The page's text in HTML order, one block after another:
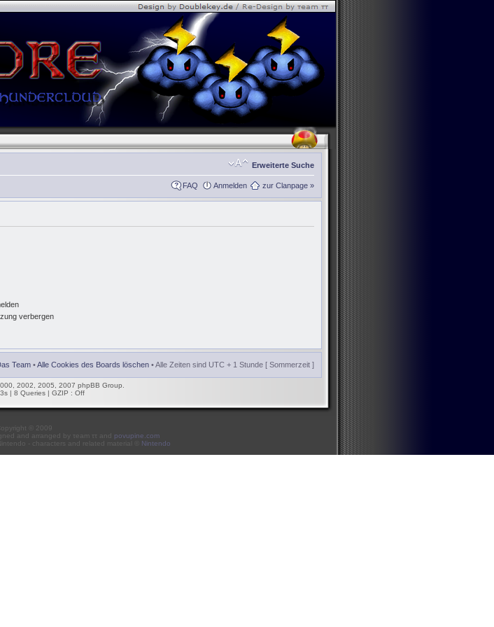
Erweiterte Suche
FAQ Anmelden zur Clanpage »
verbergen
Team •Alle Cookies des Boards löschen • Alle Zeiten sind UTC + 1 Stunde [ Sommerzeit ]
2002, 2005, 2007 phpBB Group.
| 8 Queries | GZIP : Off
© 2009
and arranged by τeam ττ and povupine.com
- characters and related material © Nintendo